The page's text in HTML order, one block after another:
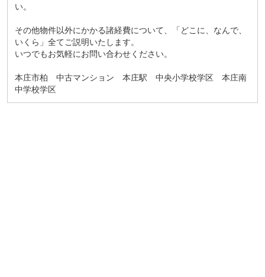
い。
その他物件以外にかかる諸経費について、「どこに、なんで、
いくら」全てご説明いたします。
いつでもお気軽にお問い合わせください。
本庄市柏 中古マンション 本庄駅 中央小学校学区 本庄南
中学校学区